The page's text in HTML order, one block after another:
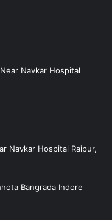
Navkar Hospital
Navkar Hospital Raipur,
Bangrada Indore